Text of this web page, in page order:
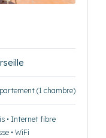
(1 chambre)
• Internet fibre
• WiFi